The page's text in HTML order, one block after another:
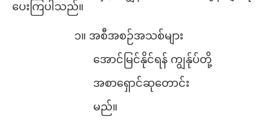
ပေးကြပါသည်။
၁။ အစီအစဉ်အသစ်များ
အောင်မြင်နိုင်ရန် ကျွန်ုပ်တို့
အစာရှောင်ဆုတောင်း
မည်။